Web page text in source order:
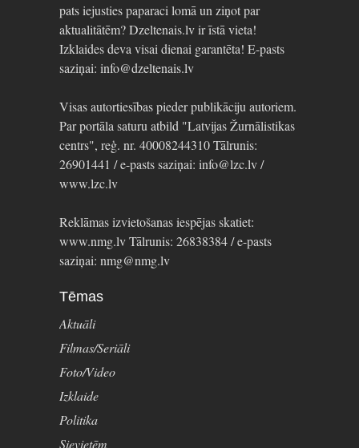
pats iejusties paparaci lomā un ziņot par
aktualitātēm? Dzeltenais.lv ir īstā vieta!
Izklaides deva visai dienai garantēta! E-pasts
saziņai: info@dzeltenais.lv
Visas autortiesības pieder publikāciju autoriem.
Par portāla saturu atbild "Latvijas Žurnālistikas
centrs", reģ. nr. 40008244310 Tālrunis:
26901441 / e-pasts saziņai: info@lzc.lv /
www.lzc.lv
Reklāmas izvietošanas iespējas skatiet:
www.nmg.lv Tālrunis: 26838384 / e-pasts
saziņai: nmg@nmg.lv
Tēmas
Aktuāli
Filmas/Seriāli
Foto/Video
Izklaide
Politika
Sievietēm